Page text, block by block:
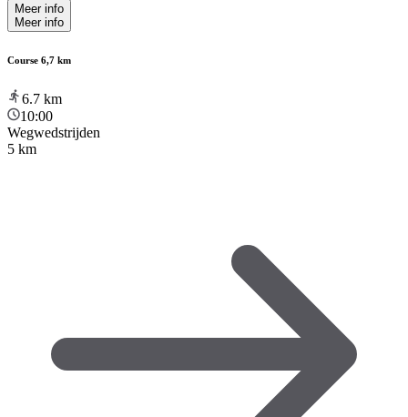
Meer info
Meer info
Course 6,7 km
6.7 km
10:00
Wegwedstrijden
5 km